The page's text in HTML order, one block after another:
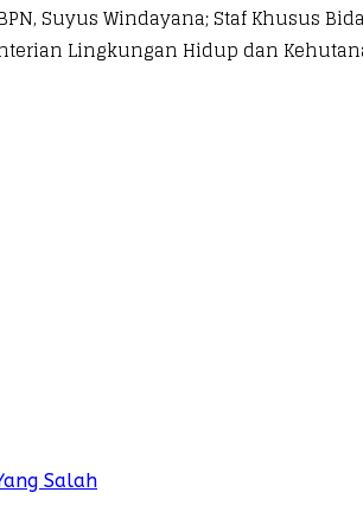
Suyus Windayana; Staf Khusus
Lingkungan Hidup dan
Salah